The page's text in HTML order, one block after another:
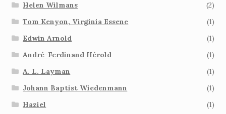
Helen Wilmans
(2)
Tom Kenyon, Virginia Essene
(1)
Edwin Arnold
(1)
André-Ferdinand Hérold
(1)
A. L. Layman
(1)
Johann Baptist Wiedenmann
(1)
Haziel
(1)